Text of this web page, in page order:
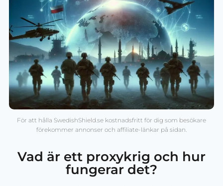
För att hålla SwedishShield.se kostnadsfritt för dig som besökare
förekommer annonser och affiliate-länkar på sidan.
Vad är ett proxykrig och hur
fungerar det?